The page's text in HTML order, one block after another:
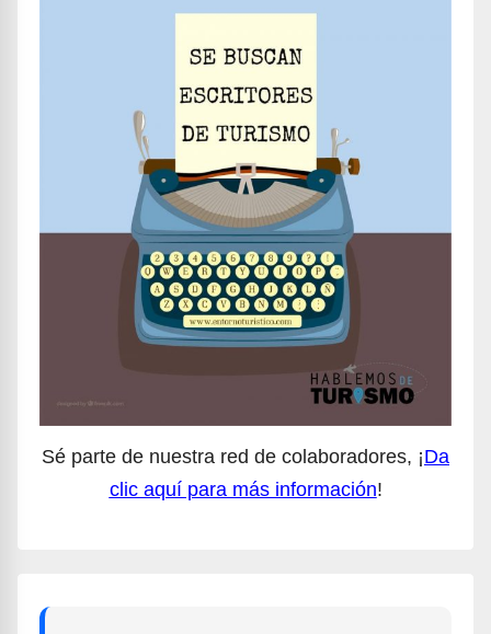
Sé parte de nuestra red de colaboradores, ¡Da
clic aquí para más información!